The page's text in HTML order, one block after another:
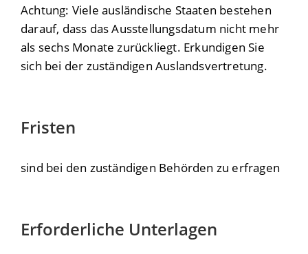
Achtung: Viele ausländische Staaten bestehen
darauf, dass das Ausstellungsdatum nicht mehr
als sechs Monate zurückliegt. Erkundigen Sie
sich bei der zuständigen Auslandsvertretung.
Fristen
sind bei den zuständigen Behörden zu erfragen
Erforderliche Unterlagen